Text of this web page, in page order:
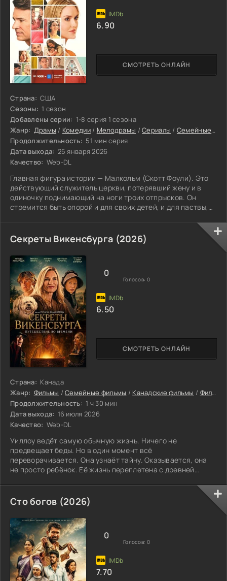
Страна: США
Сезоны: 1 сезон
Добавлены серии: 1-8 серия 1 сезона
Жанр: Драмы / Комедии/ Мелодрамы /Сериалы / Семейные фильмы
Продолжительность: 51 мин серия
Дата выхода: 25 января 2026
Качество: Web-DL
Главная фигура истории — Малкольм (Скотт Фоули). Это
действующий служитель церкви, потерявший жену и в
одиночку поднимающий на ноги троих отпрысков. Он
стремится быть опорой и для своих детей, и для паствы,
недавнюю реальность без спутницы жизни. Лори (Эринн
Хэйс) — его давняя знакомая, пережившая разлад в
браке. У неё двое детей подросткового возраста,
которые, так же как и ребята Малкольма, проходят
непростой этап формирования. Раньше их
СМОТРЕТЬ ОНЛАЙН
6.90
Секреты Викенсбурга (2026)
Страна: Канада
Жанр: Фильмы /Семейные фильмы / Канадские фильмы / Фильмы онлайн
Продолжительность: 1 ч 30 мин
Дата выхода: 16 июля 2026
Качество: Web-DL
Уиллоу ведёт самую обычную жизнь. Ничего не
предвещает беды. Но в один момент всё
переворачивается. Она узнаёт тайну. Оказывается, она
не просто ребёнок. Её жизнь переплетена с древней
этом она раньше даже не слышала. Теперь же эти знания
ведут её в прошлое. Она оказывается в Виккенсбурге. Том
самом, каким он был в XVII столетии. Мрачное, тёмное
место. Тут колдовство и страх живут бок о бок. Люди
боятся того, что не могут объяснить. И в этом
СМОТРЕТЬ ОНЛАЙН
0
Голосов: 0
6.50
Сто богов (2026)
0
Голосов: 0
7.70